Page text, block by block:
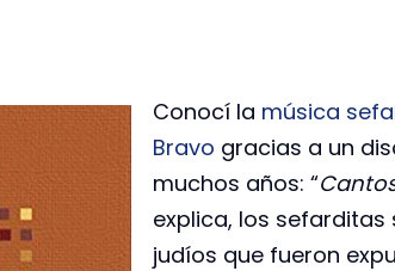
Conocí la música
Bravo gracias a un
muchos años: “
explica, los
judíos que fueron